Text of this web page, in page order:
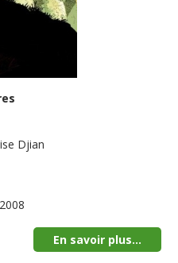
Djian
En savoir plus...